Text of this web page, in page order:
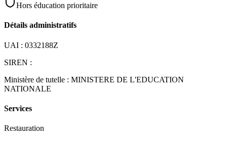
Hors éducation prioritaire
Détails administratifs
UAI : 0332188Z
SIREN :
Ministère de tutelle : MINISTERE DE L'EDUCATION
NATIONALE
Services
Restauration